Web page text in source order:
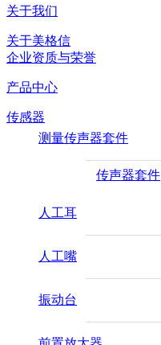
关于我们
关于美格信
企业资质与荣誉
产品中心
传感器
测量传声器套件
传声器套件
人工耳
人工嘴
振动台